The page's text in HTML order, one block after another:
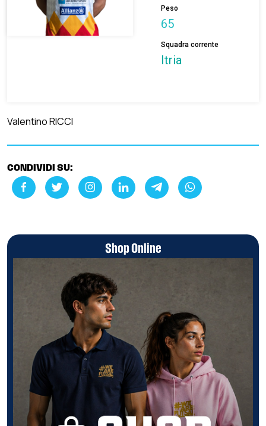
Peso
65
Squadra corrente
Itria
Valentino RICCI
CONDIVIDI SU:
Shop Online